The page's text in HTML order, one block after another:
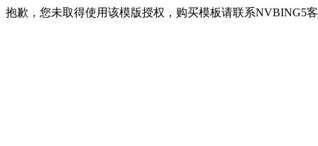
抱歉，您未取得使用该模版授权，购买模板请联系NVBING5客